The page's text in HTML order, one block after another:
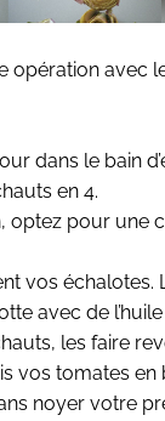
opération avec
dans le bain
en 4.
optez pour une
vos échalotes.
avec de l’huile
les faire
vos tomates en
noyer votre